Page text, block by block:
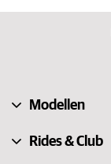
Hongarije
Modellen
Rides & Club